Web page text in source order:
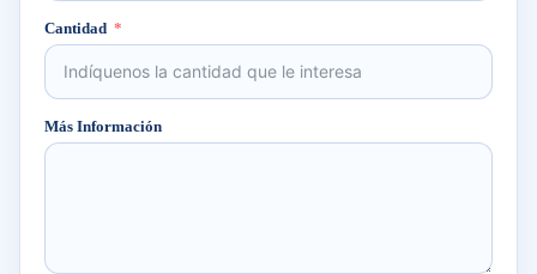
Cantidad
Más Información